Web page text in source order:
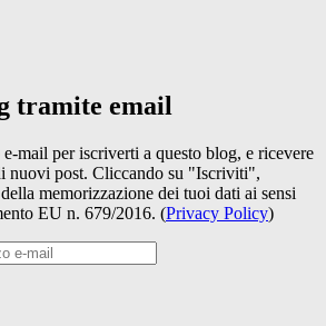
tramite email
mail per iscriverti a questo blog, e ricevere
nuovi post. Cliccando su "Iscriviti",
memorizzazione dei tuoi dati ai sensi
EU n. 679/2016. (Privacy Policy)